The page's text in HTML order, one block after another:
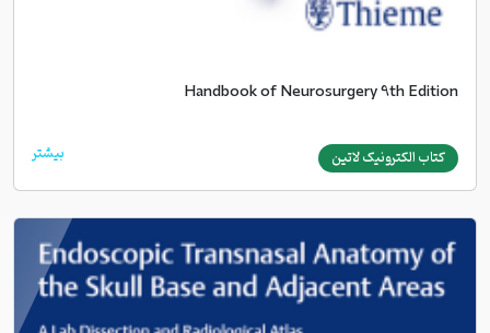
Handbook of Neurosurgery 9th Edition
کتاب الکترونیک لاتین بیشتر